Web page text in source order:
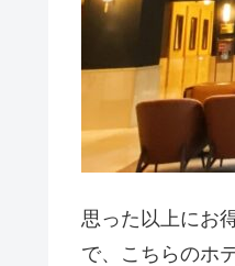
思った以上にお
で、こちらのホ